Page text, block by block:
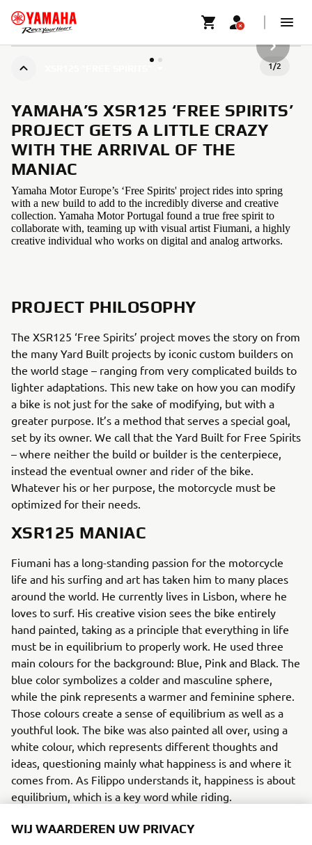
1/2
YAMAHA’S XSR125 ‘FREE SPIRITS’
PROJECT GETS A LITTLE CRAZY
WITH THE ARRIVAL OF THE
MANIAC
Yamaha Motor Europe’s ‘Free Spirits' project rides into spring
with a new build to add to the incredibly diverse and creative
collection. Yamaha Motor Portugal found a true free spirit to
collaborate with, teaming up with visual artist Fiumani, a highly
creative individual who works on digital and analog artworks.
PROJECT PHILOSOPHY
The XSR125 ‘Free Spirits’ project moves the story on from
the many Yard Built projects by iconic custom builders on
the world stage – ranging from very complicated builds to
lighter adaptations. This new take on how you can modify
a bike is not just for the sake of modifying, but with a
greater purpose. It’s a method that serves a special goal,
set by its owner. We call that the Yard Built for Free Spirits
– where neither the build or builder is the centerpiece,
instead the eventual owner and rider of the bike.
Whatever his or her purpose, the motorcycle must be
optimized for their needs.
XSR125 MANIAC
Fiumani has a long-standing passion for the motorcycle
life and his surfing and art has taken him to many places
around the world. He currently lives in Lisbon, where he
loves to surf. His creative vision sees the bike entirely
hand painted, taking as a principle that everything in life
must be in equilibrium to properly work. He used three
main colours for the background: Blue, Pink and Black. The
blue color symbolizes a colder and masculine sphere,
while the pink represents a warmer and feminine sphere.
Those colours create a sense of equilibrium as well as a
youthful look. The bike was also painted all over, using a
white colour, which represents different thoughts and
ideas, questioning mainly what happiness is and where it
comes from. As Filippo understands it, happiness is about
equilibrium, which is a key word while riding.
MODIFICATIONS
WIJ WAARDEREN UW PRIVACY